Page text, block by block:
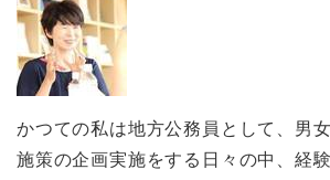
かつての私は地方公務員として、男
施策の企画実施をする日々の中、経